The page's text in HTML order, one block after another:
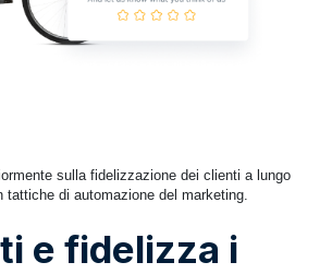
e fidelizza i
sulla fidelizzazione dei clienti a lungo
tattiche di automazione del marketing.